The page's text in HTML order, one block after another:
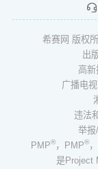
希赛网 版权
出
高
广播电
违法
举报
PMP®，PMP®
是Project